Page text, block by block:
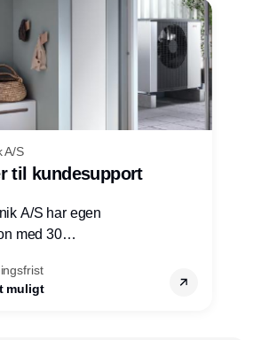
A/S
til kundesupport
A/S har egen
med 30
teknisk kollega - denne
på kontoret i Herning.
muligt